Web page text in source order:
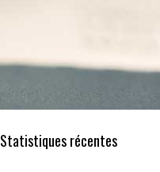
Statistiques récentes